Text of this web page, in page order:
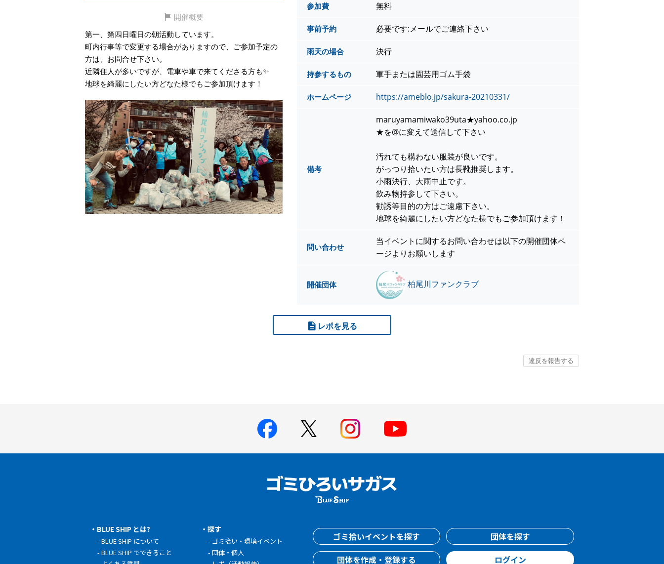
開催概要
第一、第四日曜日の朝活動しています。
町内行事等で変更する場合がありますので、ご参加予定の
方は、お問合せ下さい。
近隣住人が多いですが、電車や車で来てくださる方も✨
地球を綺麗にしたい方どなた様でもご参加頂けます！
参加費 無料
事前予約 必要です:メールでご連絡下さい
雨天の場合 決行
持参するもの 軍手または園芸用ゴム手袋
ホームページ https://ameblo.jp/sakura-20210331/
備考
maruyamamiwako39uta★yahoo.co.jp
★を@に変えて送信して下さい
汚れても構わない服装が良いです。
がっつり拾いたい方は長靴推奨します。
小雨決行、大雨中止です。
飲み物持参して下さい。
勧誘等目的の方はご遠慮下さい。
地球を綺麗にしたい方どなた様でもご参加頂けます！
問い合わせ
当イベントに関するお問い合わせは以下の開催団体ペ
ージよりお願いします
開催団体 柏尾川ファンクラブ
レポを見る
BLUE SHIP とは?
BLUE SHIP について
BLUE SHIP でできること
探す
ゴミ拾い・環境イベント
団体・個人
ゴミ拾いイベントを探す
団体を探す
団体を作成・登録する
ログイン